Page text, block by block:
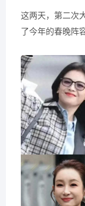
这两天，第二次
了今年的春晚阵